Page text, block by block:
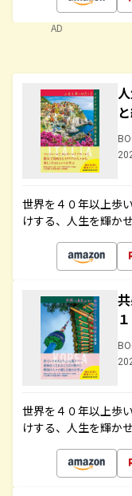
AD
世界を４０年以上歩
けする、人生を輝か
世界を４０年以上歩
けする、人生を輝か